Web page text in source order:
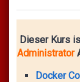
Dieser Kurs
Administrator
Docker